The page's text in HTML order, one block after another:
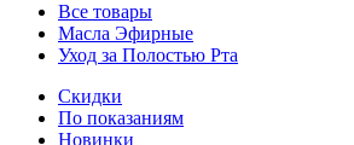
Все товары
Масла Эфирные
Уход за Полостью Рта
Скидки
По показаниям
Новинки